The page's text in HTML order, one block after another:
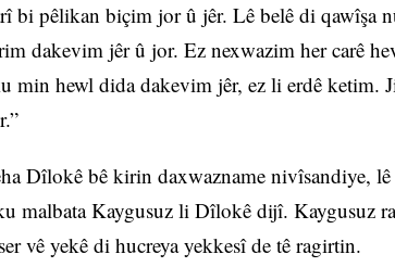
pêlikan biçim jor û jêr. Lê belê di qawîşa
dakevim jêr û jor. Ez nexwazim her carê
min hewl dida dakevim jêr, ez li erdê ketim.
Dîlokê bê kirin daxwazname nivîsandiye,
malbata Kaygusuz li Dîlokê dijî. Kaygusuz
vê yekê di hucreya yekkesî de tê ragirtin.